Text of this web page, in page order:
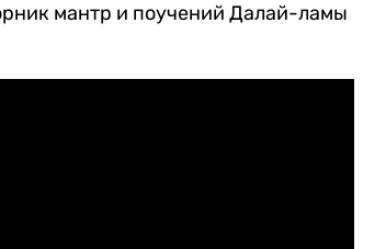
мантр и поучений Далай-ламы